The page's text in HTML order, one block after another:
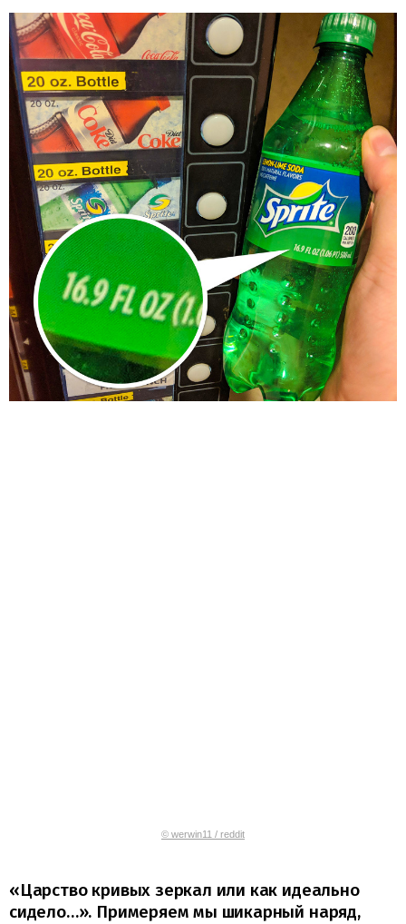
© werwin11 / reddit
«Царство кривых зеркал или как идеально
сидело…». Примеряем мы шикарный наряд,